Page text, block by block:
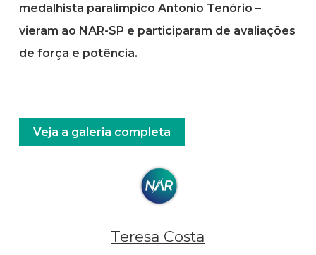
medalhista paralímpico Antonio Tenório –
vieram ao NAR-SP e participaram de avaliações
de força e potência.
Veja a galeria completa
Teresa Costa